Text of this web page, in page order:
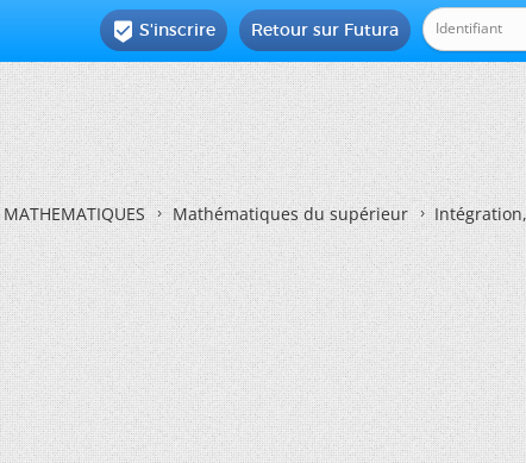
Retour sur Futura
 S'inscrire
MATHEMATIQUES Mathématiques du supérieur